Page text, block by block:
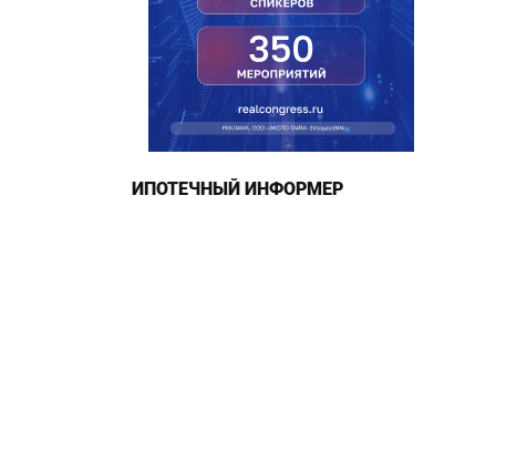
ИПОТЕЧНЫЙ ИНФОРМЕР